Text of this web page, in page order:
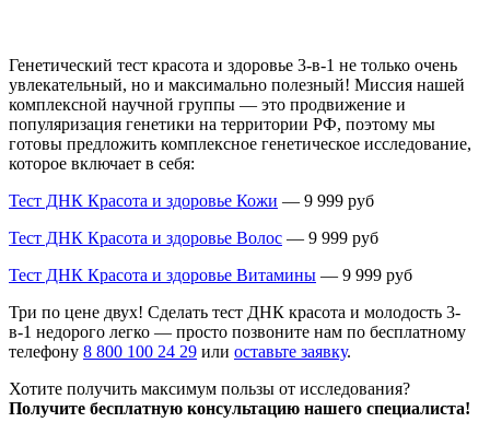
Генетический тест красота и здоровье 3-в-1 не только очень
увлекательный, но и максимально полезный! Миссия нашей
комплексной научной группы — это продвижение и
популяризация генетики на территории РФ, поэтому мы
готовы предложить комплексное генетическое исследование,
которое включает в себя:
Тест ДНК Красота и здоровье Кожи — 9 999 руб
Тест ДНК Красота и здоровье Волос — 9 999 руб
Тест ДНК Красота и здоровье Витамины — 9 999 руб
Три по цене двух! Сделать тест ДНК красота и молодость 3-
в-1 недорого легко — просто позвоните нам по бесплатному
телефону 8 800 100 24 29 или оставьте заявку.
Хотите получить максимум пользы от исследования?
Получите бесплатную консультацию нашего специалиста!